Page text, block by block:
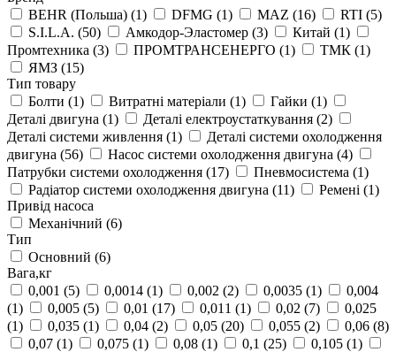
BEHR (Польша) (1) DFMG (1) MAZ (16) RTI (5)
S.I.L.A. (50) Амкодор-Эластомер (3) Китай (1)
Промтехника (3) ПРОМТРАНСЕНЕРГО (1) ТМК (1)
ЯМЗ (15)
Тип товару
Болти (1) Витратні матеріали (1) Гайки (1)
Деталі двигуна (1) Деталі електроустаткування (2)
Деталі системи живлення (1)
Деталі системи охолодження
двигуна (56) Насос системи охолодження двигуна (4)
Патрубки системи охолодження (17) Пневмосистема (1)
Радіатор системи охолодження двигуна (11) Ремені (1)
Привід насоса
Механічний (6)
Тип
Основний (6)
Вага,кг
0,001 (5) 0,0014 (1) 0,002 (2) 0,0035 (1)
0,004
(1)
0,005 (5) 0,01 (17) 0,011 (1) 0,02 (7)
0,025
(1)
0,035 (1) 0,04 (2) 0,05 (20) 0,055 (2) 0,06 (8)
0,07 (1) 0,075 (1) 0,08 (1) 0,1 (25) 0,105 (1)